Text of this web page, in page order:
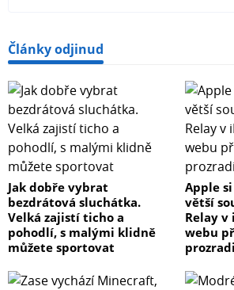
Články odjinud
Jak dobře vybrat
bezdrátová sluchátka.
Velká zajistí ticho a
pohodlí, s malými klidně
můžete sportovat
Apple
větší
Relay v
webu